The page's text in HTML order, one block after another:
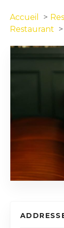
Accueil
Restaurant